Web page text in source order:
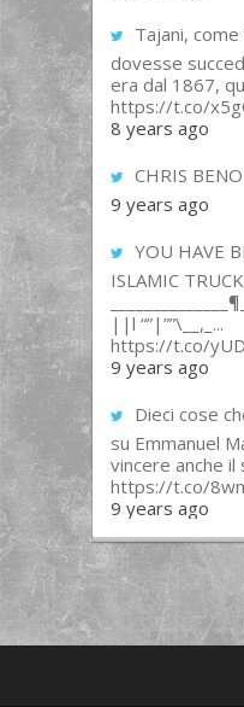
Tajani,
dovesse
era dal 1867,
https://t.co/
8 years ago
CHRIS
9 years ago
YOU HAVE
ISLAMIC
||l “”|””\__,_...
https://t.co/
9 years ago
Dieci cose
su Emmanuel
vincere anche il
https://t.co/
9 years ago